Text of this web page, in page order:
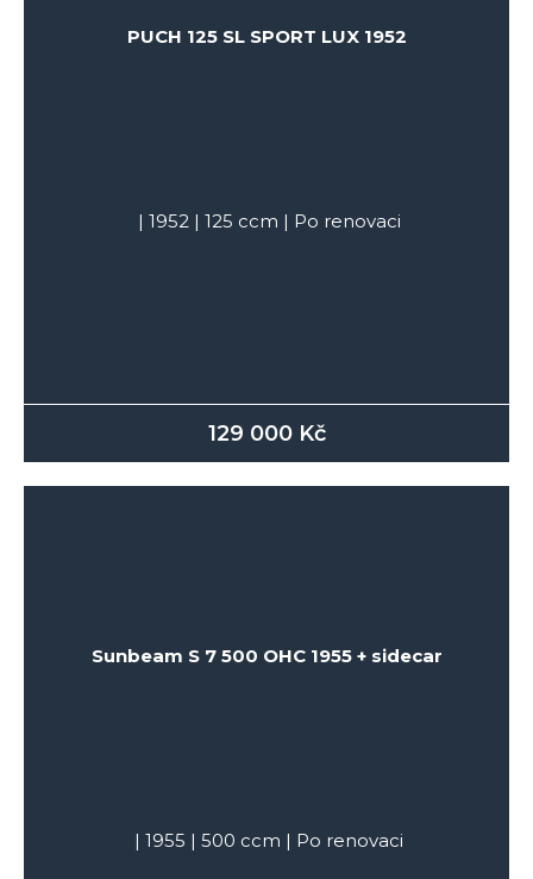
PUCH 125 SL SPORT LUX 1952
| 1952| 125 ccm | Po renovaci
129 000Kč
Sunbeam S 7 500 OHC 1955 + sidecar
| 1955 | 500 ccm | Po renovaci